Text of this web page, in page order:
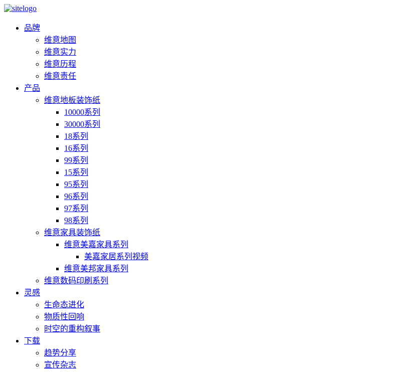
品牌
维意地图
维意实力
维意历程
维意责任
产品
维意地板装饰纸
10000系列
30000系列
18系列
16系列
99系列
15系列
95系列
96系列
97系列
98系列
维意家具装饰纸
维意美嘉家具系列
美嘉家居系列视频
维意美邦家具系列
维意数码印刷系列
灵感
生命态进化
物质性回响
时空的重构叙事
下载
趋势分享
宣传杂志